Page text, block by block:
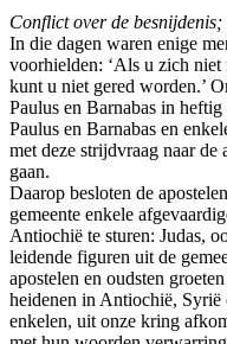
Conflict over de
In die dagen waren enige
voorhielden: ‘Als u zich niet
kunt u niet gered worden.’
Paulus en Barnabas in
Paulus en Barnabas en
met deze strijdvraag naar de
gaan.
Daarop besloten de
gemeente enkele
Antiochië te sturen: Judas,
leidende figuren uit de
apostelen en oudsten
heidenen in Antiochië,
enkelen, uit onze kring